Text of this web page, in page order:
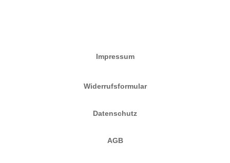
Impressum
Widerrufsformular
Datenschutz
AGB